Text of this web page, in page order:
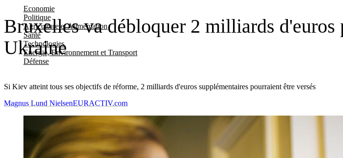
Economie
Politique
Agriculture et Alimentation
Santé
Technologies
Energie, Environnement et Transport
Défense
Bruxelles va débloquer 2 milliards d'euros
Ukraine
Si Kiev atteint tous ses objectifs de réforme, 2 milliards d'euros supplémentaires pourraient être versés
Magnus Lund NielsenEURACTIV.com